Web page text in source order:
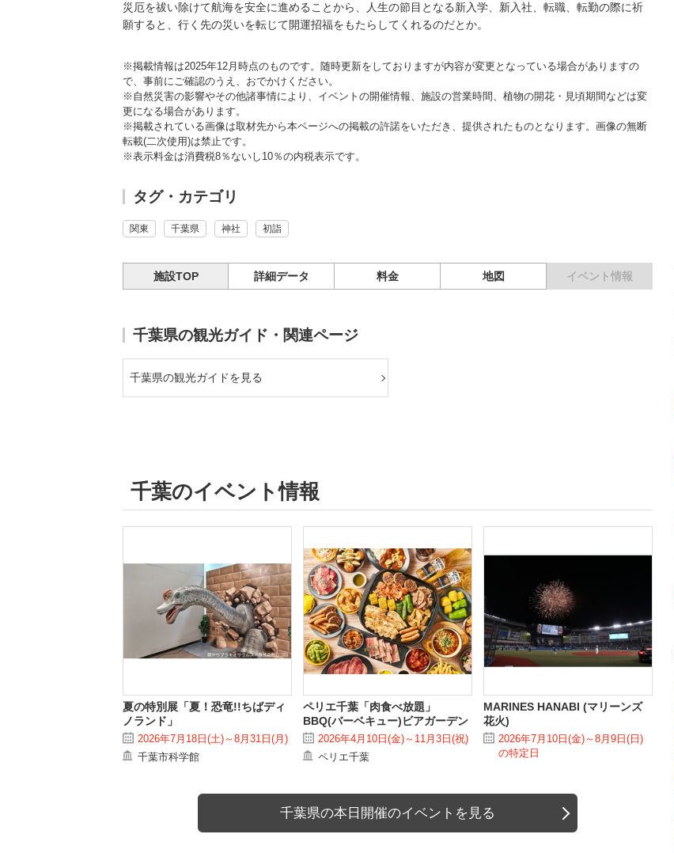
災厄を祓い除けて航海を安全に進めることから、人生の節目となる新入学、新入社、転職、転勤の際に祈
願すると、行く先の災いを転じて開運招福をもたらしてくれるのだとか。
※掲載情報は2025年12月時点のものです。随時更新をしておりますが内容が変更となっている場合がありますの
で、事前にご確認のうえ、おでかけください。
※自然災害の影響やその他諸事情により、イベントの開催情報、施設の営業時間、植物の開花・見頃期間などは変
更になる場合があります。
※掲載されている画像は取材先から本ページへの掲載の許諾をいただき、提供されたものとなります。画像の無断
転載(二次使用)は禁止です。
※表示料金は消費税8％ないし10％の内税表示です。
タグ・カテゴリ
関東 千葉県 神社 初詣
施設TOP 詳細データ 料金 地図 イベント情報
千葉県の観光ガイド・関連ページ
千葉県の観光ガイドを見る
千葉のイベント情報
夏の特別展「夏！恐竜!!ちばディ
ノランド」
2026年7月18日(土)～8月31日(月)
千葉市科学館
ペリエ千葉「肉食べ放題」
BBQ(バーベキュー)ビアガーデン
2026年4月10日(金)～11月3日(祝)
ペリエ千葉
MARINES HANABI (マリーンズ
花火)
2026年7月10日(金)～8月9日(日)
の特定日
千葉県の本日開催のイベントを見る